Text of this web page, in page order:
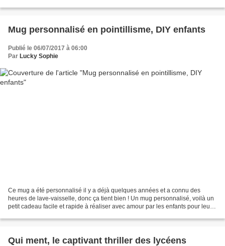
Mug personnalisé en pointillisme, DIY enfants
Publié le 06/07/2017 à 06:00
Par Lucky Sophie
Ce mug a été personnalisé il y a déjà quelques années et a connu des
heures de lave-vaisselle, donc ça tient bien ! Un mug personnalisé, voilà un
petit cadeau facile et rapide à réaliser avec amour par les enfants pour leurs
Qui ment, le captivant thriller des lycéens